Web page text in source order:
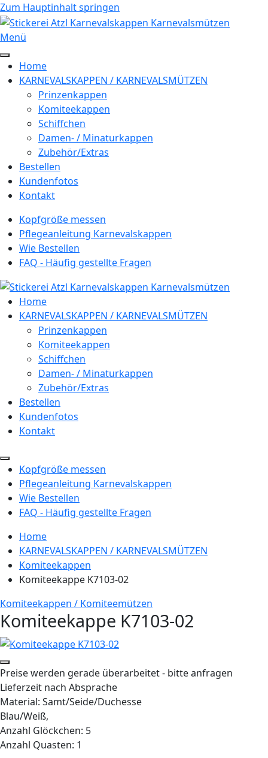
Zum Hauptinhalt springen
Menü
Home
KARNEVALSKAPPEN / KARNEVALSMÜTZEN
Prinzenkappen
Komiteekappen
Schiffchen
Damen- / Minaturkappen
Zubehör/Extras
Bestellen
Kundenfotos
Kontakt
Kopfgröße messen
Pflegeanleitung Karnevalskappen
Wie Bestellen
FAQ - Häufig gestellte Fragen
Home
KARNEVALSKAPPEN / KARNEVALSMÜTZEN
Prinzenkappen
Komiteekappen
Schiffchen
Damen- / Minaturkappen
Zubehör/Extras
Bestellen
Kundenfotos
Kontakt
Kopfgröße messen
Pflegeanleitung Karnevalskappen
Wie Bestellen
FAQ - Häufig gestellte Fragen
Home
KARNEVALSKAPPEN / KARNEVALSMÜTZEN
Komiteekappen
Komiteekappe K7103-02
Komiteekappen / Komiteemützen
Komiteekappe K7103-02
Preise werden gerade überarbeitet - bitte anfragen
Lieferzeit nach Absprache
Material: Samt/Seide/Duchesse
Blau/Weiß,
Anzahl Glöckchen: 5
Anzahl Quasten: 1